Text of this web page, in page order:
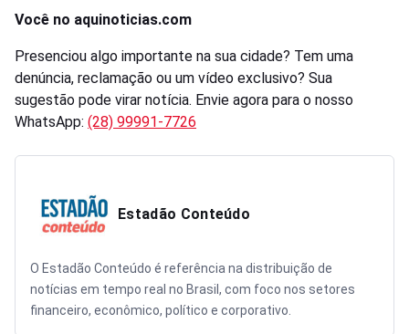
Você no aquinoticias.com
Presenciou algo importante na sua cidade? Tem uma
denúncia, reclamação ou um vídeo exclusivo? Sua
sugestão pode virar notícia. Envie agora para o nosso
WhatsApp: (28) 99991-7726
Estadão Conteúdo
O Estadão Conteúdo é referência na distribuição de
notícias em tempo real no Brasil, com foco nos setores
financeiro, econômico, político e corporativo.